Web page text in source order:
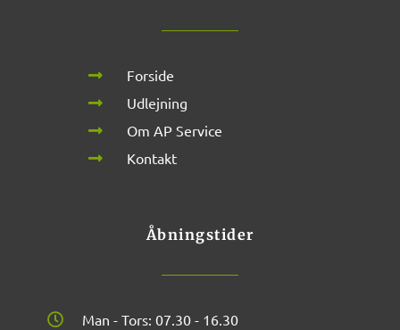
Forside
Udlejning
Om AP Service
Kontakt
Åbningstider
Man - Tors: 07.30 - 16.30